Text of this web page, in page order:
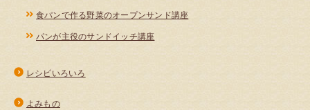
食パンで作る野菜のオープンサンド講座
パンが主役のサンドイッチ講座
レシピいろいろ
よみもの